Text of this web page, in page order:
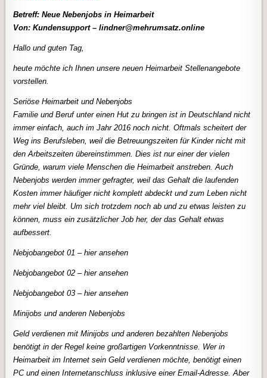
Betreff: Neue Nebenjobs in Heimarbeit
Von: Kundensupport – lindner@mehrumsatz.online
Hallo und guten Tag,
heute möchte ich Ihnen unsere neuen Heimarbeit Stellenangebote
vorstellen.
Seriöse Heimarbeit und Nebenjobs
Familie und Beruf unter einen Hut zu bringen ist in Deutschland nicht
immer einfach, auch im Jahr 2016 noch nicht. Oftmals scheitert der
Weg ins Berufsleben, weil die Betreuungszeiten für Kinder nicht mit
den Arbeitszeiten übereinstimmen. Dies ist nur einer der vielen
Gründe, warum viele Menschen die Heimarbeit anstreben. Auch
Nebenjobs werden immer gefragter, weil das Gehalt die laufenden
Kosten immer häufiger nicht komplett abdeckt und zum Leben nicht
mehr viel bleibt. Um sich trotzdem noch ab und zu etwas leisten zu
können, muss ein zusätzlicher Job her, der das Gehalt etwas
aufbessert.
Nebjobangebot 01 – hier ansehen
Nebjobangebot 02 – hier ansehen
Nebjobangebot 03 – hier ansehen
Minijobs und anderen Nebenjobs
Geld verdienen mit Minijobs und anderen bezahlten Nebenjobs
benötigt in der Regel keine großartigen Vorkenntnisse. Wer in
Heimarbeit im Internet sein Geld verdienen möchte, benötigt einen
PC und einen Internetanschluss inklusive einer Email-Adresse. Aber